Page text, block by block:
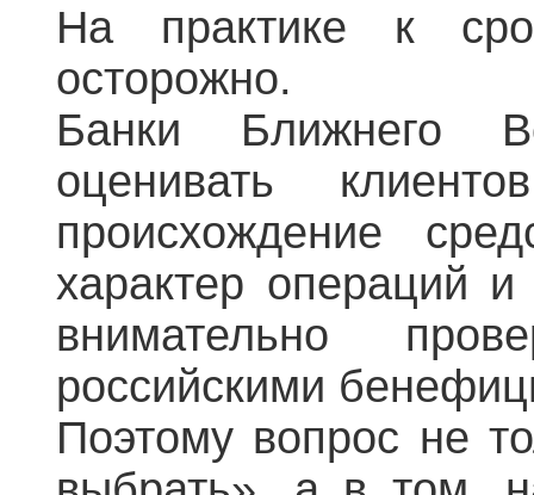
На практике к
осторожно.
Банки Ближнего
оценивать
происхождение
характер операций и
внимательно
российскими
Поэтому вопрос не